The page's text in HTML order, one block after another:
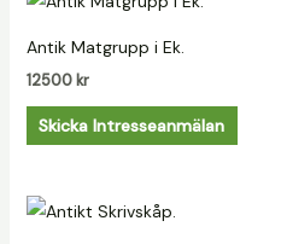
Antik Matgrupp i Ek.
12500 kr
Skicka Intresseanmälan